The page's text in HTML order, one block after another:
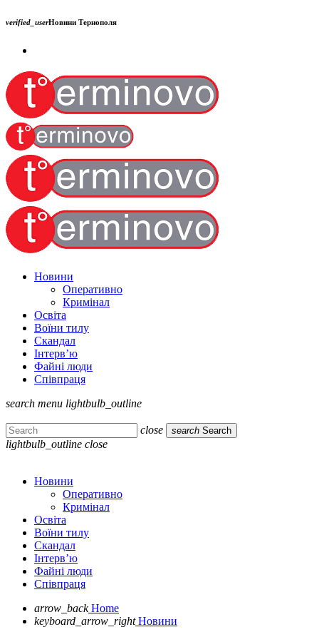
verified_userНовини Тернополя
Новини
Оперативно
Кримінал
Освіта
Воїни тилу
Скандал
Інтерв’ю
Файні люди
Співпраця
search menu lightbulb_outline
close search Search
lightbulb_outline close
Новини
Оперативно
Кримінал
Освіта
Воїни тилу
Скандал
Інтерв’ю
Файні люди
Співпраця
arrow_back Home
keyboard_arrow_right Новини